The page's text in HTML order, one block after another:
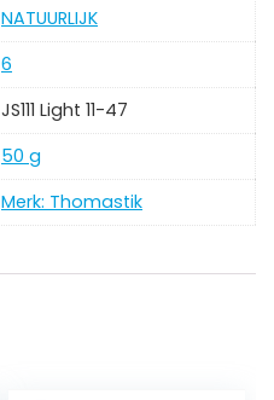
‎NATUURLIJK
‎6
‎JS111 Light 11-47
‎50 g
Merk: Thomastik